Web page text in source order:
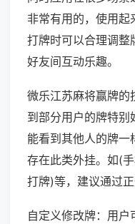
非常有用的，使用
打牌时可以合理调整
好友间互动乐趣。
微乐江苏麻将赢牌的
到部分用户的牌特别
能看到其他人的牌一
存在此类外挂。如(
打牌)等，建议通过
自定义修改牌：用户